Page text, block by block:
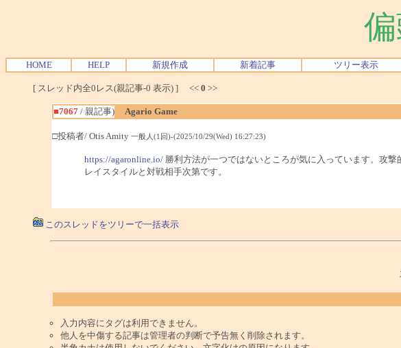
HOME HELP 新規作成 新着記事 ツリー表示
[ スレッド内全0レス(親記事-0 表示) ] << 0 >>
■7067/ 親記事)
Agario Game
□投稿者/ Otis Amity 一般人(1回)-(2025/10/29(Wed) 16:27:23)
https://agaronline.io/勝利方法が一つではないところが気に入っています。攻
レイスタイルと対戦相手次第です。
このスレッドをツリーで一括表示
入力内容にタグは利用できません。
他人を中傷する記事は管理者の判断で予告無く削除されます。